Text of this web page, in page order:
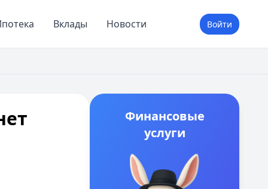
Вклады Новости Войти
Финансовые
услуги